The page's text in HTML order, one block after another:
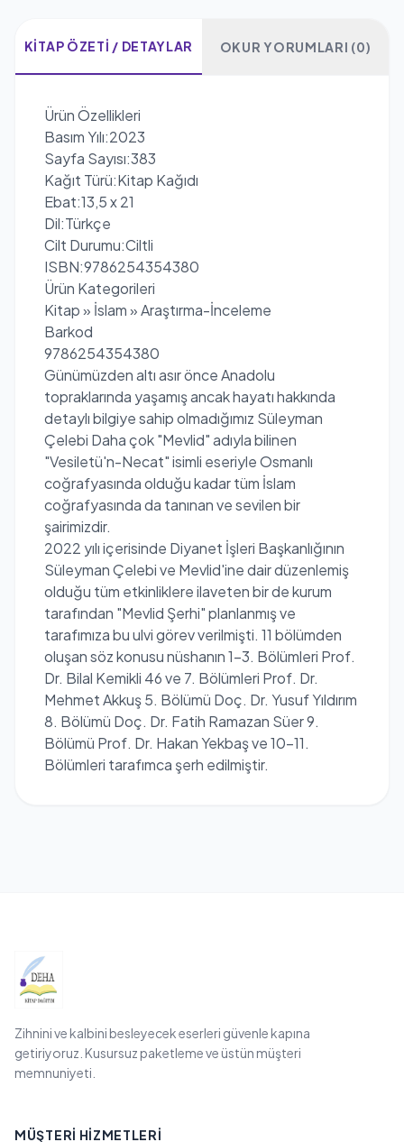
KITAP ÖZETI / DETAYLAR OKUR YORUMLARI (0)
Ürün Özellikleri
Basım Yılı:2023
Sayfa Sayısı:383
Kağıt Türü:Kitap Kağıdı
Ebat:13,5 x 21
Dil:Türkçe
Cilt Durumu:Ciltli
ISBN:9786254354380
Ürün Kategorileri
Kitap » İslam » Araştırma-İnceleme
Barkod
9786254354380
Günümüzden altı asır önce Anadolu
topraklarında yaşamış ancak hayatı hakkında
detaylı bilgiye sahip olmadığımız Süleyman
Çelebi Daha çok "Mevlid" adıyla bilinen
"Vesiletü'n-Necat" isimli eseriyle Osmanlı
coğrafyasında olduğu kadar tüm İslam
coğrafyasında da tanınan ve sevilen bir
şairimizdir.
2022 yılı içerisinde Diyanet İşleri Başkanlığının
Süleyman Çelebi ve Mevlid'ine dair düzenlemiş
olduğu tüm etkinliklere ilaveten bir de kurum
tarafından "Mevlid Şerhi" planlanmış ve
tarafımıza bu ulvi görev verilmişti. 11 bölümden
oluşan söz konusu nüshanın 1-3. Bölümleri Prof.
Dr. Bilal Kemikli 46 ve 7. Bölümleri Prof. Dr.
Mehmet Akkuş 5. Bölümü Doç. Dr. Yusuf Yıldırım
8. Bölümü Doç. Dr. Fatih Ramazan Süer 9.
Bölümü Prof. Dr. Hakan Yekbaş ve 10-11.
Bölümleri tarafımca şerh edilmiştir.
Zihnini ve kalbini besleyecek eserleri güvenle kapına
getiriyoruz. Kusursuz paketleme ve üstün müşteri
memnuniyeti.
MÜŞTERI HIZMETLERI